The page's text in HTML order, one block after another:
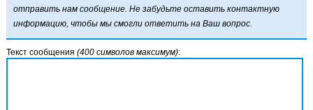
отправить нам сообщение. Не забудьте оставить контактную
информацию, чтобы мы смогли ответить на Ваш вопрос.
Текст сообщения (400 символов максимум):